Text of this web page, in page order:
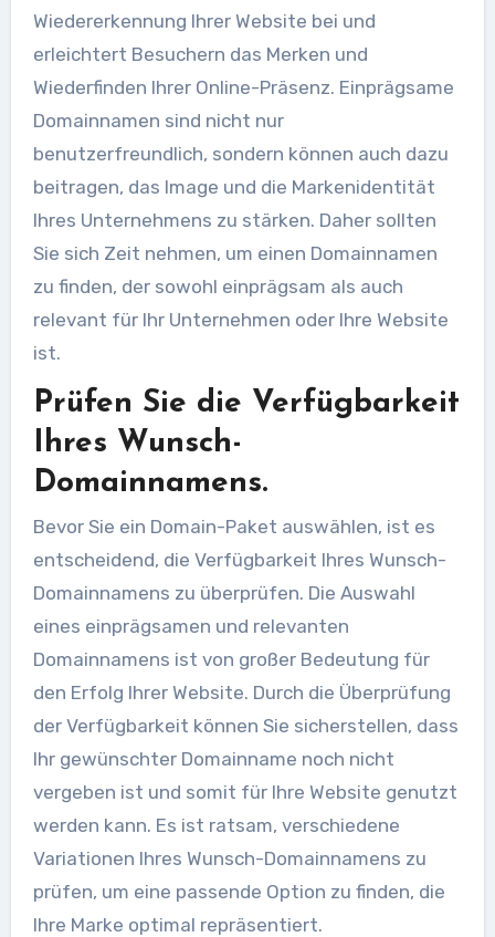
Wiedererkennung Ihrer Website bei und
erleichtert Besuchern das Merken und
Wiederfinden Ihrer Online-Präsenz. Einprägsame
Domainnamen sind nicht nur
benutzerfreundlich, sondern können auch dazu
beitragen, das Image und die Markenidentität
Ihres Unternehmens zu stärken. Daher sollten
Sie sich Zeit nehmen, um einen Domainnamen
zu finden, der sowohl einprägsam als auch
relevant für Ihr Unternehmen oder Ihre Website
ist.
Prüfen Sie die Verfügbarkeit
Ihres Wunsch-
Domainnamens.
Bevor Sie ein Domain-Paket auswählen, ist es
entscheidend, die Verfügbarkeit Ihres Wunsch-
Domainnamens zu überprüfen. Die Auswahl
eines einprägsamen und relevanten
Domainnamens ist von großer Bedeutung für
den Erfolg Ihrer Website. Durch die Überprüfung
der Verfügbarkeit können Sie sicherstellen, dass
Ihr gewünschter Domainname noch nicht
vergeben ist und somit für Ihre Website genutzt
werden kann. Es ist ratsam, verschiedene
Variationen Ihres Wunsch-Domainnamens zu
prüfen, um eine passende Option zu finden, die
Ihre Marke optimal repräsentiert.